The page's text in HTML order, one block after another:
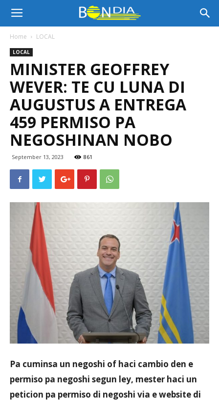
Bon
Dia
Aruba
Noticia
Home LOCAL
LOCAL
MINISTER GEOFFREY
WEVER: TE CU LUNA DI
AUGUSTUS A ENTREGA
459 PERMISO PA
NEGOSHINAN NOBO
September 13, 2023 861
Pa cuminsa un negoshi of haci cambio den e
permiso pa negoshi segun ley, mester haci un
peticion pa permiso di negoshi via e website di